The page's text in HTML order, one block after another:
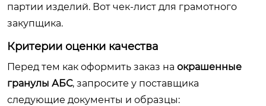
партии изделий. Вот чек-лист для грамотного
закупщика.
Критерии оценки качества
Перед тем как оформить заказ на окрашенные
гранулы АБС, запросите у поставщика
следующие документы и образцы: